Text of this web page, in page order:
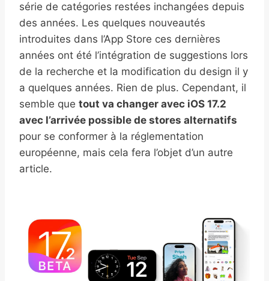
série de catégories restées inchangées depuis
des années. Les quelques nouveautés
introduites dans l’App Store ces dernières
années ont été l’intégration de suggestions lors
de la recherche et la modification du design il y
a quelques années. Rien de plus. Cependant, il
semble que tout va changer avec iOS 17.2
avec l’arrivée possible de stores alternatifs
pour se conformer à la réglementation
européenne, mais cela fera l’objet d’un autre
article.